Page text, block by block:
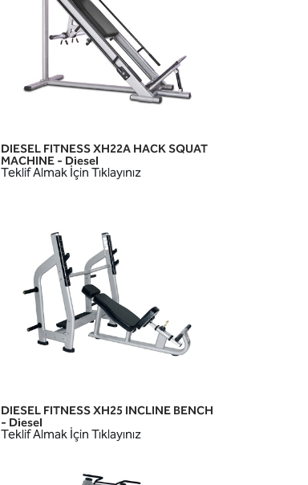
HIZLI GÖRÜNÜM
DIESEL FITNESS XH22A HACK SQUAT
MACHINE - Diesel
Teklif Almak İçin Tıklayınız
HIZLI GÖRÜNÜM
DIESEL FITNESS XH25 INCLINE BENCH
- Diesel
Teklif Almak İçin Tıklayınız